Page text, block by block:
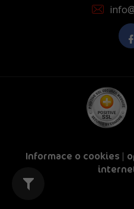
Informace o cookies |